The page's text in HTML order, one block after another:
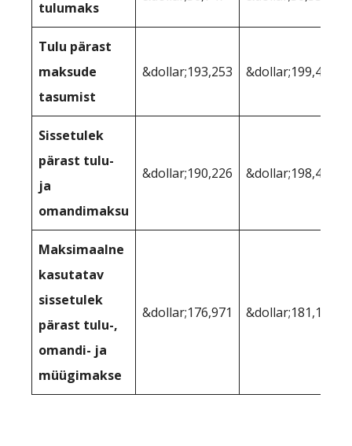
tulumaks
Tulu pärast
maksude
tasumist
&dollar;193,253 &dollar;199,465
Sissetulek
pärast tulu-
ja
omandimaksu
&dollar;190,226 &dollar;198,400
Maksimaalne
kasutatav
sissetulek
pärast tulu-,
omandi- ja
müügimakse
&dollar;176,971 &dollar;181,105